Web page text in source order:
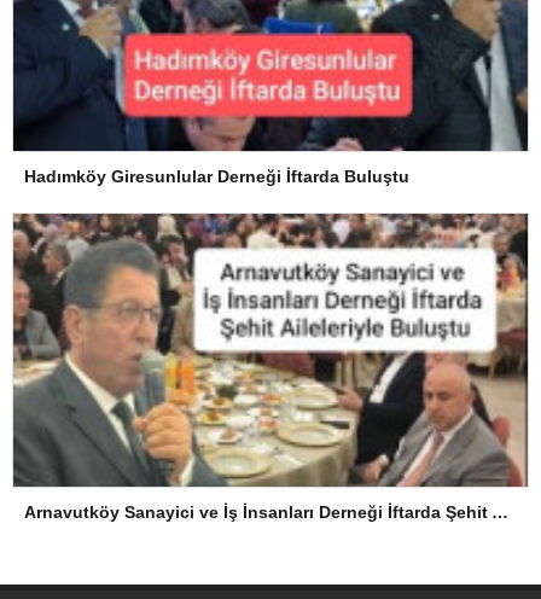
Hadımköy Giresunlular Derneği İftarda Buluştu
Arnavutköy Sanayici ve İş İnsanları Derneği İftarda Şehit Aileleriyle Buluştu